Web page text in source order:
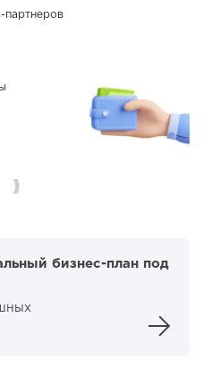
партнеров
бизнес-план под